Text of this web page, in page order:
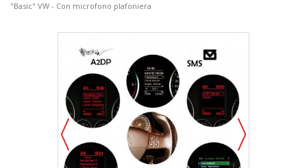
"Basic" VW - Con microfono plafoniera